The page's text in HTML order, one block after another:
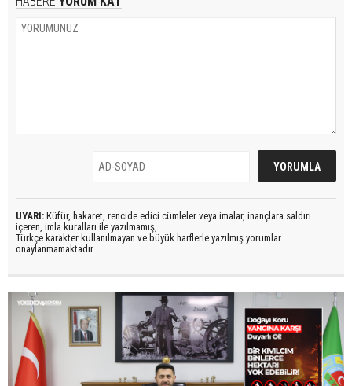
UYARI: Küfür, hakaret, rencide edici cümleler veya imalar, inançlara saldırı
içeren, imla kuralları ile yazılmamış,
Türkçe karakter kullanılmayan ve büyük harflerle yazılmış yorumlar
onaylanmamaktadır.